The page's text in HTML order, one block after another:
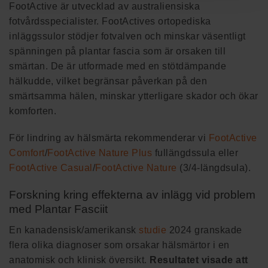
FootActive är utvecklad av australiensiska
fotvårdsspecialister. FootActives ortopediska
inläggssulor stödjer fotvalven och minskar väsentligt
spänningen på plantar fascia som är orsaken till
smärtan. De är utformade med en stötdämpande
hälkudde, vilket begränsar påverkan på den
smärtsamma hälen, minskar ytterligare skador och ökar
komforten.
För lindring av hälsmärta rekommenderar vi FootActive
Comfort/FootActive Nature Plus fullängdssula eller
FootActive Casual /FootActive Nature (3/4-längdsula).
Forskning kring effekterna av inlägg vid problem
med Plantar Fasciit
En kanadensisk/amerikansk studie 2024 granskade
flera olika diagnoser som orsakar hälsmärtor i en
anatomisk och klinisk översikt. Resultatet visade att